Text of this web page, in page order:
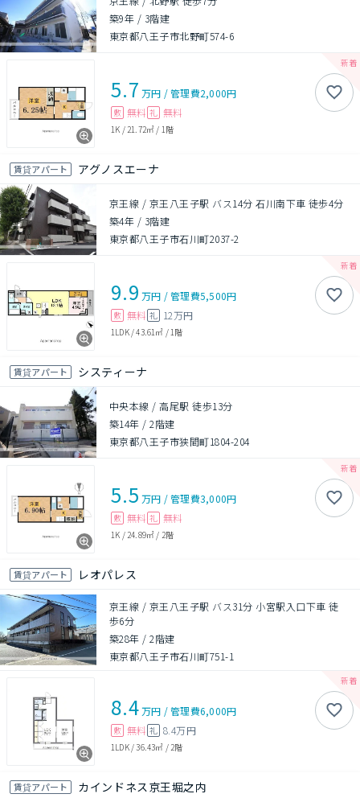
築9年 / 3階建
東京都八王子市北野町574-6
5.7 万円 /管理費2,000円
敷 無料 礼 無料
1K / 21.72㎡ / 1階
賃貸アパート アグノスエーナ
京王線 / 京王八王子駅 バス14分 石川南下車 徒歩4分
築4年 / 3階建
東京都八王子市石川町2037-2
9.9 万円 /管理費5,500円
敷 無料 礼 12万円
1LDK/43.61㎡ / 1階
賃貸アパート システィーナ
中央本線 / 高尾駅 徒歩13分
築14年 /2階建
東京都八王子市狭間町1804-204
5.5 万円 /管理費3,000円
敷 無料 礼 無料
1K / 24.89㎡ / 2階
賃貸アパート レオパレス
京王線 / 京王八王子駅 バス31分 小宮駅入口下車 徒
歩6分
築28年 /2階建
東京都八王子市石川町751-1
8.4万円 /管理費6,000円
敷 無料 礼 8.4万円
1LDK/36.43㎡ / 2階
賃貸アパート カインドネス京王堀之内